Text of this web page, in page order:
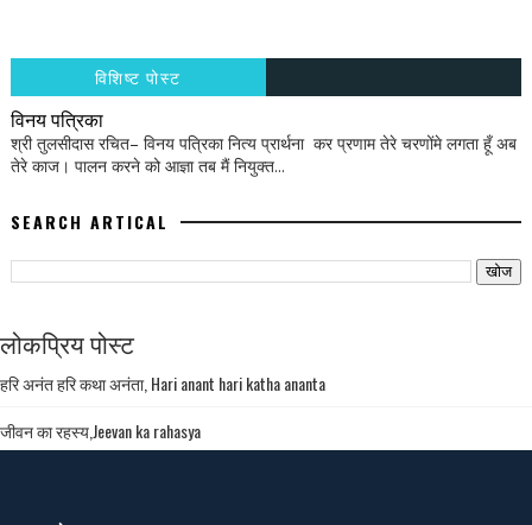
विशिष्ट पोस्ट
विनय पत्रिका
श्री तुलसीदास रचित– विनय पत्रिका नित्य प्रार्थना कर प्रणाम तेरे चरणोंमे लगता हूँ अब
तेरे काज। पालन करने को आज्ञा तब मैं नियुक्त...
SEARCH ARTICAL
लोकप्रिय पोस्ट
हरि अनंत हरि कथा अनंता, Hari anant hari katha ananta
जीवन का रहस्य,Jeevan ka rahasya